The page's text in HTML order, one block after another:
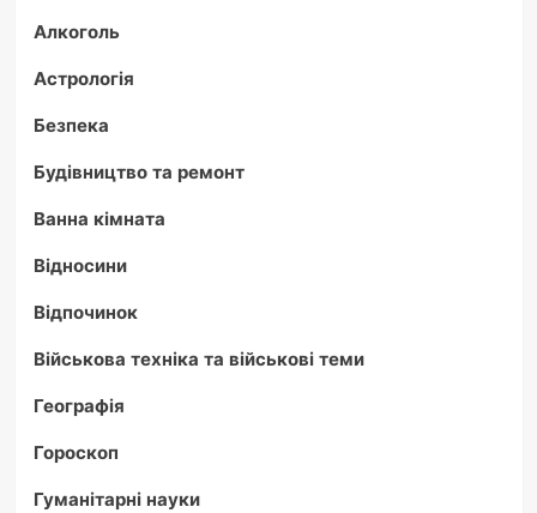
Алкоголь
Астрологія
Безпека
Будівництво та ремонт
Ванна кімната
Відносини
Відпочинок
Військова техніка та військові теми
Географія
Гороскоп
Гуманітарні науки